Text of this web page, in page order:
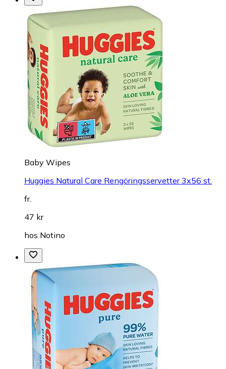
Baby Wipes
Huggies Natural Care Rengöringsservetter 3x56 st.
fr.
47 kr
hos Notino